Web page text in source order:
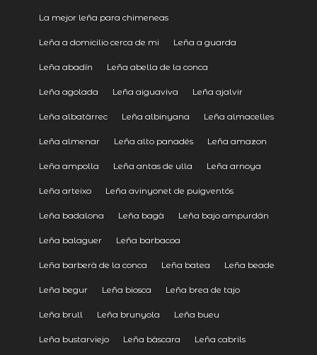
La mejor leña para chimeneas
Leña a domicilio cerca de mi Leña a guarda
Leña abadín Leña abella de la conca
Leña agolada Leña aiguaviva Leña ajalvir
Leña albatàrrec Leña albinyana Leña almacelles
Leña almenar Leña alto panadés Leña amazon
Leña ampolla Leña antas de ulla Leña arnoya
Leña arteixo Leña avinyonet de puigventós
Leña badalona Leña bagà Leña bajo ampurdán
Leña balaguer Leña barbacoa
Leña barberà de la conca Leña batea Leña beade
Leña begur Leña biosca Leña brea de tajo
Leña brull Leña brunyola Leña bueu
Leña bustarviejo Leña bàscara Leña cabrils